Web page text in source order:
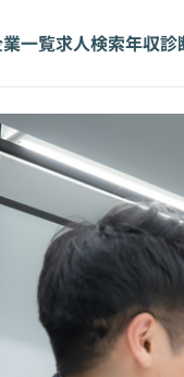
一覧求人検索年収診